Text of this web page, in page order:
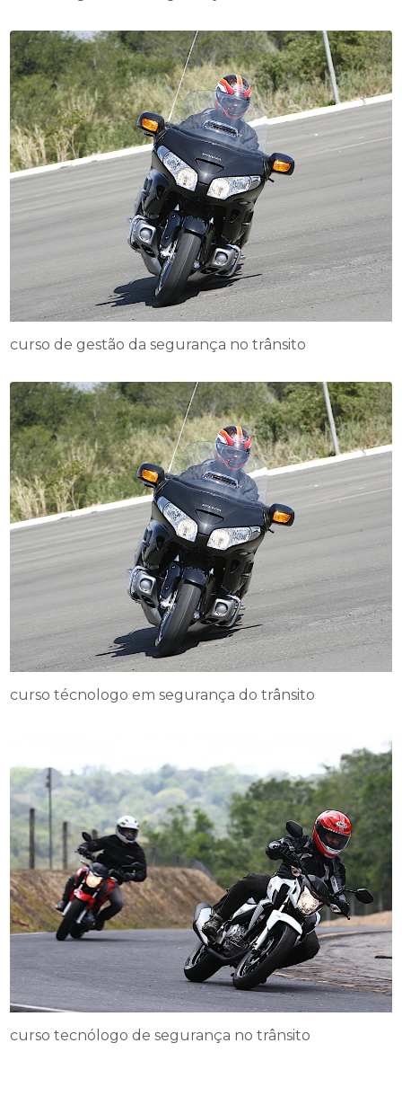
curso de gestão da segurança no trânsito
curso técnologo em segurança do trânsito
curso tecnólogo de segurança no trânsito